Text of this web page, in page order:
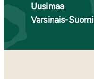
Uusimaa
Varsinais-Suomi